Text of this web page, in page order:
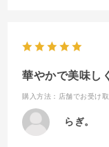
華やかで美味し
購入方法：店舗でお受け取
らぎ。